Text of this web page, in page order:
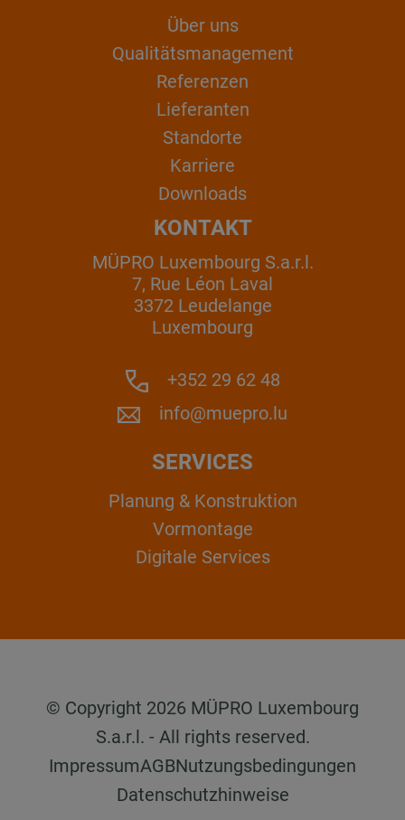
Über uns
Qualitätsmanagement
Referenzen
Lieferanten
Standorte
Karriere
Downloads
KONTAKT
MÜPRO Luxembourg S.a.r.l.
7, Rue Léon Laval
3372 Leudelange
Luxembourg
+352 29 62 48
info@muepro.lu
SERVICES
Planung & Konstruktion
Vormontage
Digitale Services
© Copyright 2026 MÜPRO Luxembourg
S.a.r.l. - All rights reserved.
ImpressumAGBNutzungsbedingungen
Datenschutzhinweise